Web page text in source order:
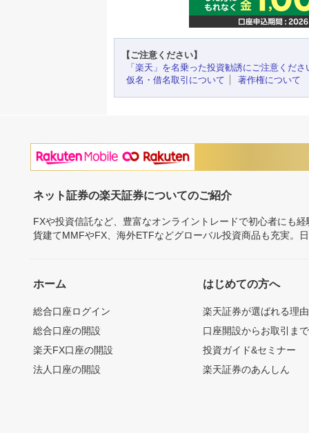
【ご注意ください】
「楽天」を名乗った投資勧誘にご注意くださ
仮名・借名取引について
著作権について
ネット証券の楽天証券についてのご紹介
FXや投資信託など、豊富なオンライントレードで初心者にも
貨建てMMFやFX、海外ETFなどグローバル投資商品も充実。
ホーム
総合口座ログイン
総合口座の開設
楽天FX口座の開設
法人口座の開設
はじめての方へ
楽天証券が選ばれる理由
口座開設からお取引ま
投資ガイド&セミナー
楽天証券のあんしん